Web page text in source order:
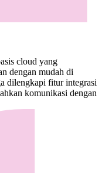
cloud yang
dengan mudah di
dilengkapi fitur integrasi
komunikasi dengan